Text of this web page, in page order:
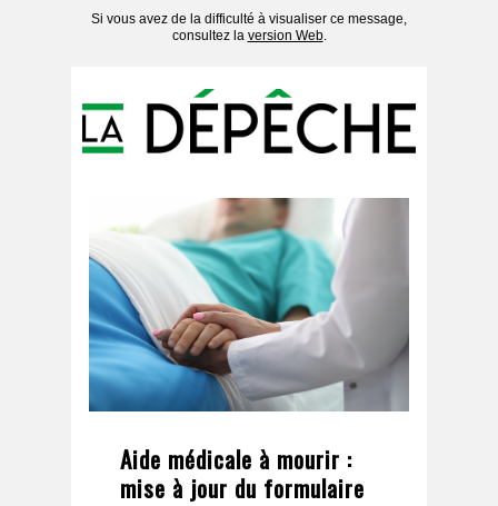
Si vous avez de la difficulté à visualiser ce message,
consultez la version Web.
Aide médicale à mourir :
mise à jour du formulaire